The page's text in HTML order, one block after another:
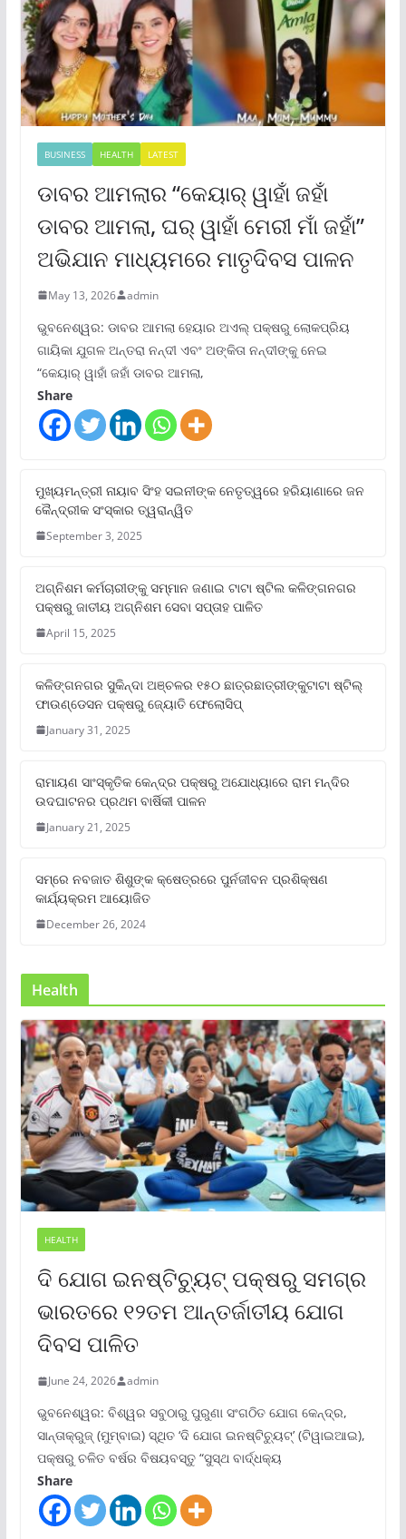
BUSINESS HEALTH LATEST
ଡାବର ଆମଲାର “କେୟାର୍ ୱାହାଁ ଜହାଁ
ଡାବର ଆମଲା, ଘର୍ ୱାହାଁ ମେରୀ ମାଁ ଜହାଁ”
ଅଭିଯାନ ମାଧ୍ୟମରେ ମାତୃଦିବସ ପାଳନ
May 13, 2026 admin
ଭୁବନେଶ୍ୱର: ଡାବର ଆମଲା ହେୟାର ଅଏଲ୍ ପକ୍ଷରୁ ଲୋକପ୍ରିୟ
ଗାୟିକା ଯୁଗଳ ଅନ୍ତରା ନନ୍ଦୀ ଏବଂ ଅଙ୍କିତା ନନ୍ଦୀଙ୍କୁ ନେଇ
“କେୟାର୍ ୱାହାଁ ଜହାଁ ଡାବର ଆମଲା,
Share
ମୁଖ୍ୟମନ୍ତ୍ରୀ ନାୟାବ ସିଂହ ସଇନୀଙ୍କ ନେତୃତ୍ୱରେ ହରିୟାଣାରେ ଜନ
କୈନ୍ଦ୍ରୀକ ସଂସ୍କାର ତ୍ୱରାନ୍ୱିତ
September 3, 2025
ଅଗ୍ନିଶମ କର୍ମଚାରୀଙ୍କୁ ସମ୍ମାନ ଜଣାଇ ଟାଟା ଷ୍ଟିଲ କଳିଙ୍ଗନଗର
ପକ୍ଷରୁ ଜାତୀୟ ଅଗ୍ନିଶମ ସେବା ସପ୍ତାହ ପାଳିତ
April 15, 2025
କଳିଙ୍ଗନଗର ସୁକିନ୍ଦା ଅଞ୍ଚଳର ୧୫୦ ଛାତ୍ରଛାତ୍ରୀଙ୍କୁଟାଟା ଷ୍ଟିଲ୍
ଫାଉଣ୍ଡେସନ ପକ୍ଷରୁ ଜ୍ୟୋତି ଫେଲୋସିପ୍‌
January 31, 2025
ରାମାୟଣ ସାଂସ୍କୃତିକ କେନ୍ଦ୍ର ପକ୍ଷରୁ ଅଯୋଧ୍ୟାରେ ରାମ ମନ୍ଦିର
ଉଦଘାଟନର ପ୍ରଥମ ବାର୍ଷିକୀ ପାଳନ
January 21, 2025
ସମ୍‌ରେ ନବଜାତ ଶିଶୁଙ୍କ କ୍ଷେତ୍ରରେ ପୁର୍ନଜୀବନ ପ୍ରଶିକ୍ଷଣ
କାର୍ଯ୍ୟକ୍ରମ ଆୟୋଜିତ
December 26, 2024
Health
HEALTH
ଦି ଯୋଗ ଇନଷ୍ଟିଚ୍ୟୁଟ୍ ପକ୍ଷରୁ ସମଗ୍ର
ଭାରତରେ ୧୨ତମ ଆନ୍ତର୍ଜାତୀୟ ଯୋଗ
ଦିବସ ପାଳିତ
June 24, 2026 admin
ଭୁବନେଶ୍ୱର: ବିଶ୍ୱର ସବୁଠାରୁ ପୁରୁଣା ସଂଗଠିତ ଯୋଗ କେନ୍ଦ୍ର,
ସାନ୍ତାକ୍ରୁଜ୍ (ମୁମ୍ବାଇ) ସ୍ଥିତ ‘ଦି ଯୋଗ ଇନଷ୍ଟିଚ୍ୟୁଟ୍‌’ (ଟିୱାଇଆଇ),
ପକ୍ଷରୁ ଚଳିତ ବର୍ଷର ବିଷୟବସ୍ତୁ “ସୁସ୍ଥ ବାର୍ଦ୍ଧକ୍ୟ
Share